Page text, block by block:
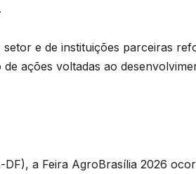
e de instituições parceiras
ações voltadas ao
a Feira AgroBrasília 2026